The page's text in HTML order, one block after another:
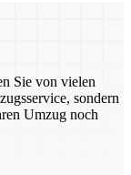
Sie von vielen
sondern
Umzug noch